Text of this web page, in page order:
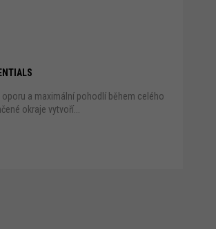
a maximální pohodlí během celého
okraje vytvoří...